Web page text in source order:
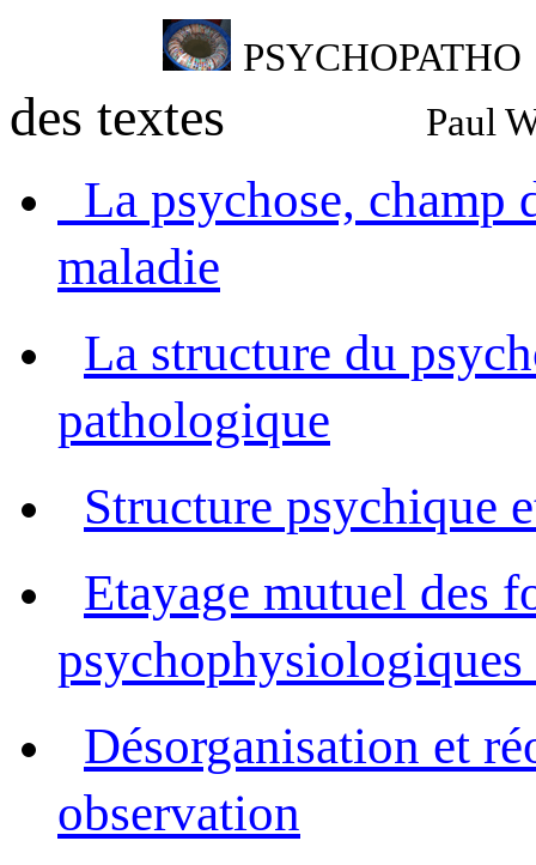
PSYCHOPATHO
des textes Paul
La psychose, champ
maladie
La structure du
pathologique
Structure psychique
Etayage mutuel des
psychophysiologiques
Désorganisation et
observation